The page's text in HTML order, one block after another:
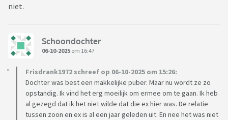
niet.
Schoondochter
06-10-2025 om 16:47
Frisdrank1972 schreef op 06-10-2025 om 15:26:
Dochter was best een makkelijke puber. Maar nu wordt ze zo
opstandig. Ik vind het erg moeilijk om ermee om te gaan. Ik heb
al gezegd dat ik het niet wilde dat die ex hier was. De relatie
tussen zoon en ex is al een jaar geleden uit. En nee het was niet